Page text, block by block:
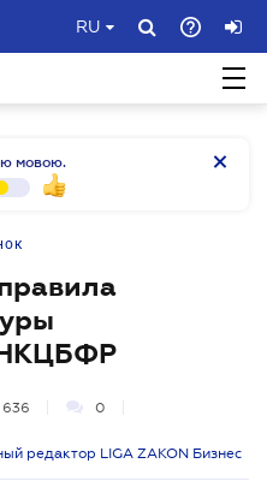
RU
мовою.
НКЦБФР
636 0
редактор LIGA ZAKON Бизнес